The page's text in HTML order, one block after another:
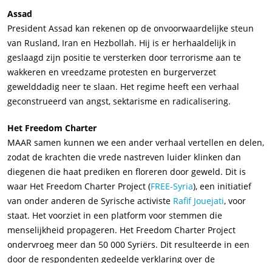
Assad
President Assad kan rekenen op de onvoorwaardelijke steun
van Rusland, Iran en Hezbollah. Hij is er herhaaldelijk in
geslaagd zijn positie te versterken door terrorisme aan te
wakkeren en vreedzame protesten en burgerverzet
gewelddadig neer te slaan. Het regime heeft een verhaal
geconstrueerd van angst, sektarisme en radicalisering.
Het Freedom Charter
MAAR samen kunnen we een ander verhaal vertellen en delen,
zodat de krachten die vrede nastreven luider klinken dan
diegenen die haat prediken en floreren door geweld. Dit is
waar Het Freedom Charter Project (FREE-Syria), een initiatief
van onder anderen de Syrische activiste Rafif Jouejati, voor
staat. Het voorziet in een platform voor stemmen die
menselijkheid propageren. Het Freedom Charter Project
ondervroeg meer dan 50 000 Syriërs. Dit resulteerde in een
door de respondenten gedeelde verklaring over de